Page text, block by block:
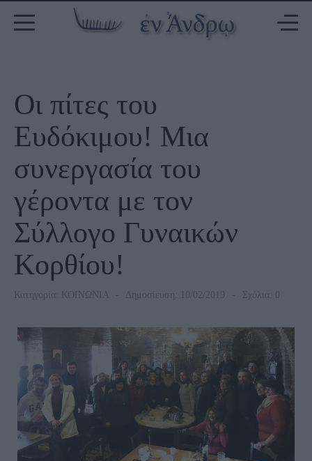
Οι πίτες του
Ευδόκιμου! Μια
συνεργασία του
γέροντα με τον
Σύλλογο Γυναικών
Κορθίου!
Κατηγορία: ΚΟΙΝΩΝΙΑ Δημοσίευση: 10/02/2019 Σχόλια: 0